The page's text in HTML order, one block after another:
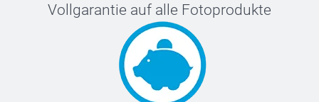
Vollgarantie auf alle Fotoprodukte